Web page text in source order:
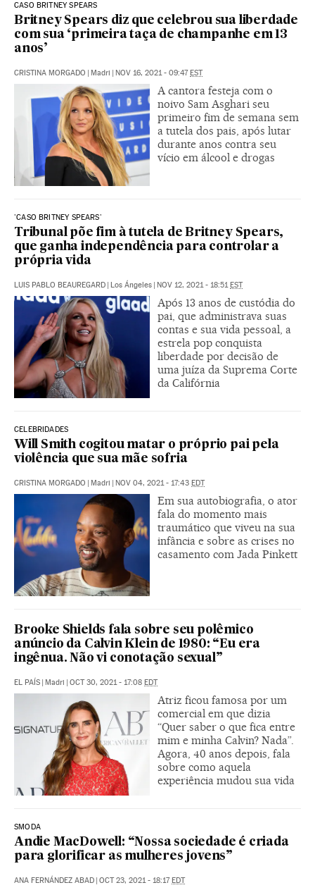
CASO BRITNEY SPEARS
Britney Spears diz que celebrou sua liberdade
com sua ‘primeira taça de champanhe em 13
anos’
CRISTINA MORGADO Madri NOV 16, 2021 - 09:47 EST
A cantora festeja com o
noivo Sam Asghari seu
primeiro fim de semana sem
a tutela dos pais, após lutar
durante anos contra seu
vício em álcool e drogas
'CASO BRITNEY SPEARS'
Tribunal põe fim à tutela de Britney Spears,
que ganha independência para controlar a
própria vida
LUIS PABLO BEAUREGARD | Los Ángeles | NOV 12, 2021 - 18:51EST
Após 13 anos de custódia do
pai, que administrava suas
contas e sua vida pessoal, a
estrela pop conquista
liberdade por decisão de
uma juíza da Suprema Corte
da Califórnia
CELEBRIDADES
Will Smith cogitou matar o próprio pai pela
violência que sua mãe sofria
CRISTINA MORGADO | Madri | NOV 04, 2021 - 17:43 EDT
Em sua autobiografia, o ator
fala do momento mais
traumático que viveu na sua
infância e sobre as crises no
casamento com Jada Pinkett
Brooke Shields fala sobre seu polêmico
anúncio da Calvin Klein de 1980: “Eu era
ingênua. Não vi conotação sexual”
EL PAÍS | Madri | OCT 30, 2021 - 17:08 EDT
Atriz ficou famosa por um
comercial em que dizia
“Quer saber o que fica entre
mim e minha Calvin? Nada”.
Agora, 40 anos depois, fala
sobre como aquela
experiência mudou sua vida
SMODA
Andie MacDowell: “Nossa sociedade é criada
para glorificar as mulheres jovens”
ANA FERNÁNDEZ ABAD | OCT 23, 2021 - 18:17EDT